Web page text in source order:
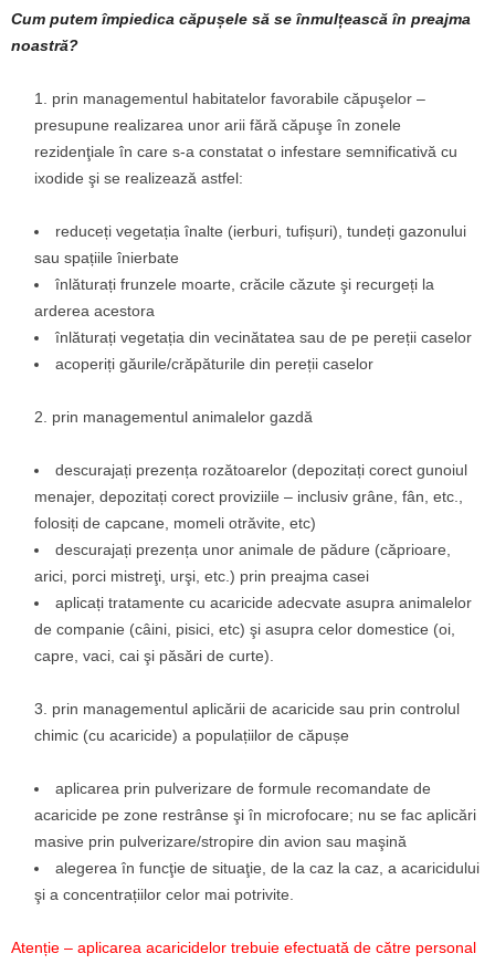
Cum putem împiedica căpușele să se înmulțească în preajma
noastră?
prin managementul habitatelor favorabile căpuşelor –
presupune realizarea unor arii fără căpuşe în zonele
rezidenţiale în care s-a constatat o infestare semnificativă cu
ixodide şi se realizează astfel:
reduceți vegetația înalte (ierburi, tufișuri), tundeți gazonului
sau spațiile înierbate
înlăturați frunzele moarte, crăcile căzute şi recurgeți la
arderea acestora
înlăturați vegetația din vecinătatea sau de pe pereții caselor
acoperiți găurile/crăpăturile din pereții caselor
prin managementul animalelor gazdă
descurajați prezența rozătoarelor (depozitați corect gunoiul
menajer, depozitați corect proviziile – inclusiv grâne, fân, etc.,
folosiți de capcane, momeli otrăvite, etc)
descurajați prezența unor animale de pădure (căprioare,
arici, porci mistreţi, urşi, etc.) prin preajma casei
aplicați tratamente cu acaricide adecvate asupra animalelor
de companie (câini, pisici, etc) şi asupra celor domestice (oi,
capre, vaci, cai şi păsări de curte).
prin managementul aplicării de acaricide sau prin controlul
chimic (cu acaricide) a populațiilor de căpușe
aplicarea prin pulverizare de formule recomandate de
acaricide pe zone restrânse şi în microfocare; nu se fac aplicări
masive prin pulverizare/stropire din avion sau maşină
alegerea în funcţie de situaţie, de la caz la caz, a acaricidului
şi a concentrațiilor celor mai potrivite.
Atenție – aplicarea acaricidelor trebuie efectuată de către personal